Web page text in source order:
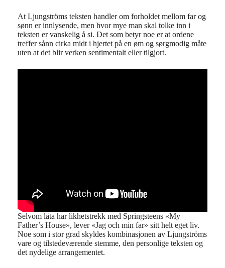
At Ljungströms teksten handler om forholdet mellom far og
sønn er innlysende, men hvor mye man skal tolke inn i
teksten er vanskelig å si. Det som betyr noe er at ordene
treffer sånn cirka midt i hjertet på en øm og sørgmodig måte
uten at det blir verken sentimentalt eller tilgjort.
Selvom låta har likhetstrekk med Springsteens «My
Father’s House», lever «Jag och min far» sitt helt eget liv.
Noe som i stor grad skyldes kombinasjonen av Ljungströms
vare og tilstedeværende stemme, den personlige teksten og
det nydelige arrangementet.